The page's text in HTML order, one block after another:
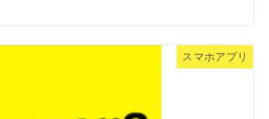
スマホアプリ